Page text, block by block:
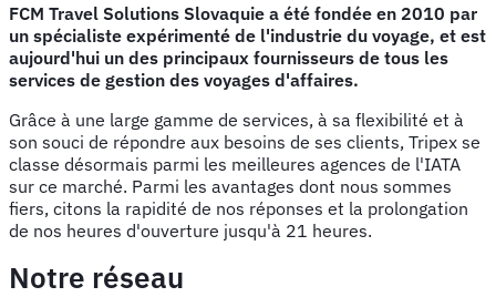
FCM Travel Solutions Slovaquie a été fondée en 2010 par
un spécialiste expérimenté de l'industrie du voyage, et est
aujourd'hui un des principaux fournisseurs de tous les
services de gestion des voyages d'affaires.
Grâce à une large gamme de services, à sa flexibilité et à
son souci de répondre aux besoins de ses clients, Tripex se
classe désormais parmi les meilleures agences de l'IATA
sur ce marché. Parmi les avantages dont nous sommes
fiers, citons la rapidité de nos réponses et la prolongation
de nos heures d'ouverture jusqu'à 21 heures.
Notre réseau